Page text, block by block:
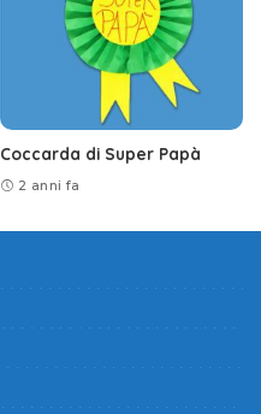
Coccarda di Super Papà
2 anni fa